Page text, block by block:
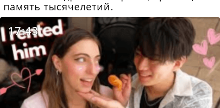
память тысячелетий.
17:43